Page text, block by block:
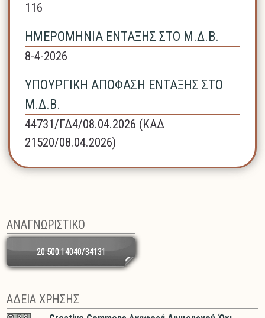
116
ΗΜΕΡΟΜΗΝΙΑ ΕΝΤΑΞΗΣ ΣΤΟ Μ.Δ.Β.
8-4-2026
ΥΠΟΥΡΓΙΚΗ ΑΠΟΦΑΣΗ ΕΝΤΑΞΗΣ ΣΤΟ
Μ.Δ.Β.
44731/ΓΔ4/08.04.2026 (ΚΑΔ
21520/08.04.2026)
ΑΝΑΓΝΩΡΙΣΤΙΚΟ
20.500.14040/34131
ΑΔΕΙΑ ΧΡΗΣΗΣ